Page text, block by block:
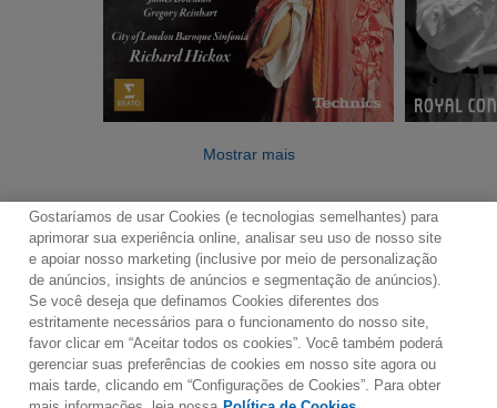
Mostrar mais
Contato Boletim de Notícias
Termos de Uso
Política de Privacidade
Mapa do Site
Política de Cookies
Configurações de Cookies
Gostaríamos de usar Cookies (e tecnologias semelhantes) para
aprimorar sua experiência online, analisar seu uso de nosso site
e apoiar nosso marketing (inclusive por meio de personalização
de anúncios, insights de anúncios e segmentação de anúncios).
Se você deseja que definamos Cookies diferentes dos
estritamente necessários para o funcionamento do nosso site,
favor clicar em “Aceitar todos os cookies”. Você também poderá
gerenciar suas preferências de cookies em nosso site agora ou
mais tarde, clicando em “Configurações de Cookies”. Para obter